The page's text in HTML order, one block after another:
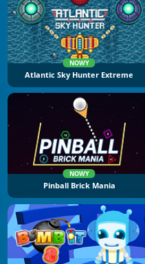
NOWY
Atlantic Sky Hunter Extreme
NOWY
Pinball Brick Mania